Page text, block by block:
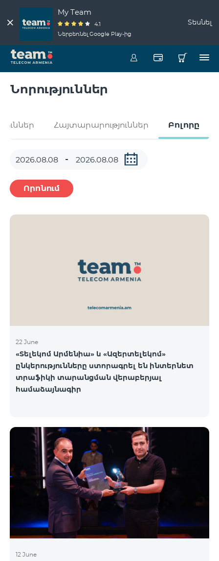
My Team
4.1
Ներբեռնել Google Play-ից
Տեսնել
Նորություններ
Հայտարարություններ Բոլորը
Որոնում
22 June
«Տելեկոմ Արմենիա» և «Ազերտելեկոմ»
ընկերությունները ստորագրել են ինտերնետ
տրաֆիկի տարանցման վերաբերյալ
համաձայնագիր
12 June